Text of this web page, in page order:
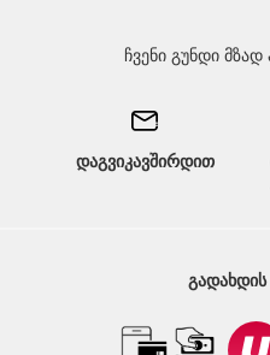
ჩვენი გუნდი
დაგვიკავშირდით